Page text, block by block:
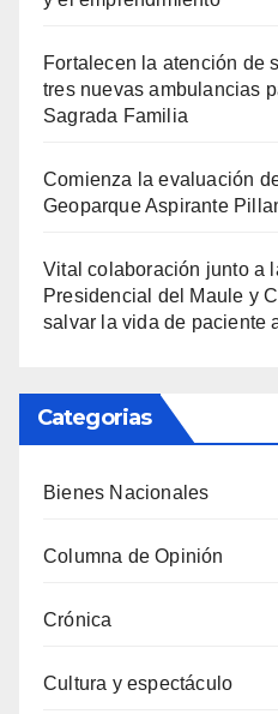
Fortalecen la atención de
tres nuevas ambulancias
Sagrada Familia
Comienza la evaluación
Geoparque Aspirante
Vital colaboración junto a
Presidencial del Maule y
salvar la vida de paciente
Categorias
Bienes Nacionales
Columna de Opinión
Crónica
Cultura y espectáculo